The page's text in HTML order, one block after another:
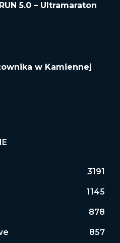
5.0 – Ultramaraton
w Kamiennej
3191
1145
878
857